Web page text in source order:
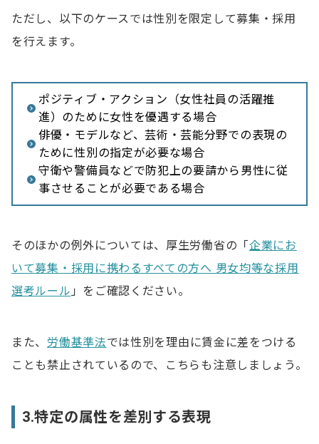
ただし、以下のケースでは性別を限定して募集・採用
を行えます。
ポジティブ・アクション（女性社員の活躍推
進）のために女性を優遇する場合
俳優・モデルなど、芸術・芸能分野での表現の
ために性別の指定が必要な場合
守衛や警備員などで防犯上の要請から男性に従
事させることが必要である場合
そのほかの例外については、厚生労働省の「企業にお
いて募集・採用に携わるすべての方へ 男女均等な採用
選考ルール 」をご確認ください。
また、 労働基準法では性別を理由に賃金に差をつける
ことも禁止されているので、こちらも注意しましょう。
3.特定の属性を差別する表現